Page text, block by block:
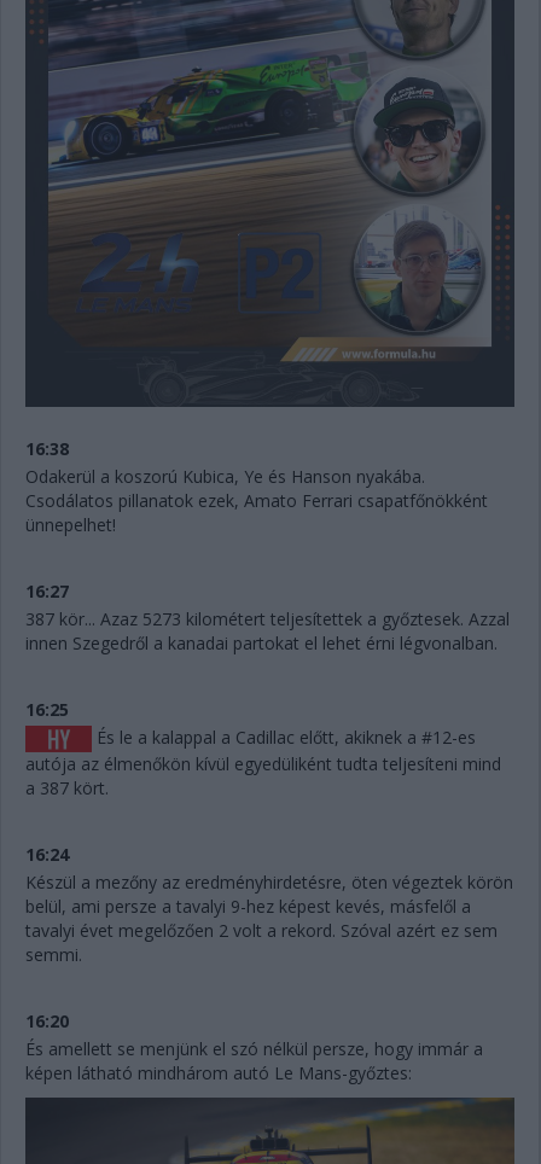
16:38
Odakerül a koszorú Kubica, Ye és Hanson nyakába.
Csodálatos pillanatok ezek, Amato Ferrari csapatfőnökként
ünnepelhet!
16:27
387 kör... Azaz 5273 kilométert teljesítettek a győztesek. Azzal
innen Szegedről a kanadai partokat el lehet érni légvonalban.
16:25
És le a kalappal a Cadillac előtt, akiknek a #12-es
autója az élmenőkön kívül egyedüliként tudta teljesíteni mind
a 387 kört.
16:24
Készül a mezőny az eredményhirdetésre, öten végeztek körön
belül, ami persze a tavalyi 9-hez képest kevés, másfelől a
tavalyi évet megelőzően 2 volt a rekord. Szóval azért ez sem
semmi.
16:20
És amellett se menjünk el szó nélkül persze, hogy immár a
képen látható mindhárom autó Le Mans-győztes: